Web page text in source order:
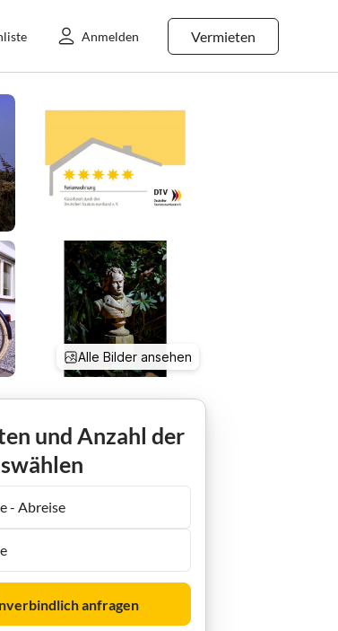
Vermieten
Anmelden
Alle Bilder ansehen
und Anzahl der
- Abreise
anfragen